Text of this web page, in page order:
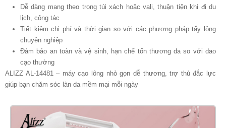
Dễ dàng mang theo trong túi xách hoặc vali, thuận tiện khi đi du
lịch, công tác
Tiết kiệm chi phí và thời gian so với các phương pháp tẩy lông
chuyên nghiệp
Đảm bảo an toàn và vệ sinh, hạn chế tổn thương da so với dao
cạo thường
ALIZZ AL-14481 – máy cạo lông nhỏ gọn dễ thương, trợ thủ đắc lực
giúp bạn chăm sóc làn da mềm mại mỗi ngày